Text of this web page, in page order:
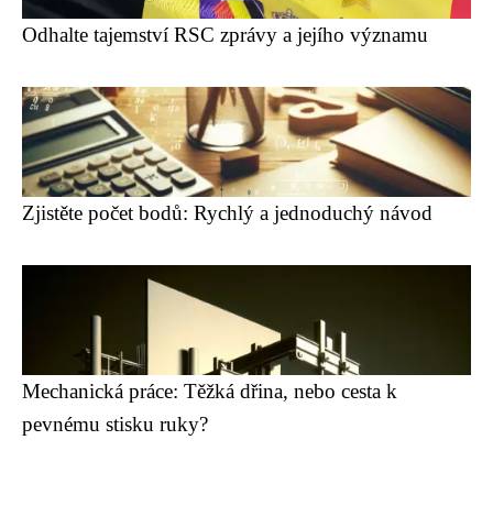
Odhalte tajemství RSC zprávy a jejího významu
Zjistěte počet bodů: Rychlý a jednoduchý návod
Mechanická práce: Těžká dřina, nebo cesta k
pevnému stisku ruky?